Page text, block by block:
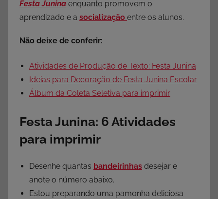
Festa Junina enquanto promovem o
aprendizado e a socialização entre os alunos.
Não deixe de conferir:
Atividades de Produção de Texto: Festa Junina
Ideias para Decoração de Festa Junina Escolar
Álbum da Coleta Seletiva para imprimir
Festa Junina: 6 Atividades
para imprimir
Desenhe quantas bandeirinhas desejar e
anote o número abaixo.
Estou preparando uma pamonha deliciosa